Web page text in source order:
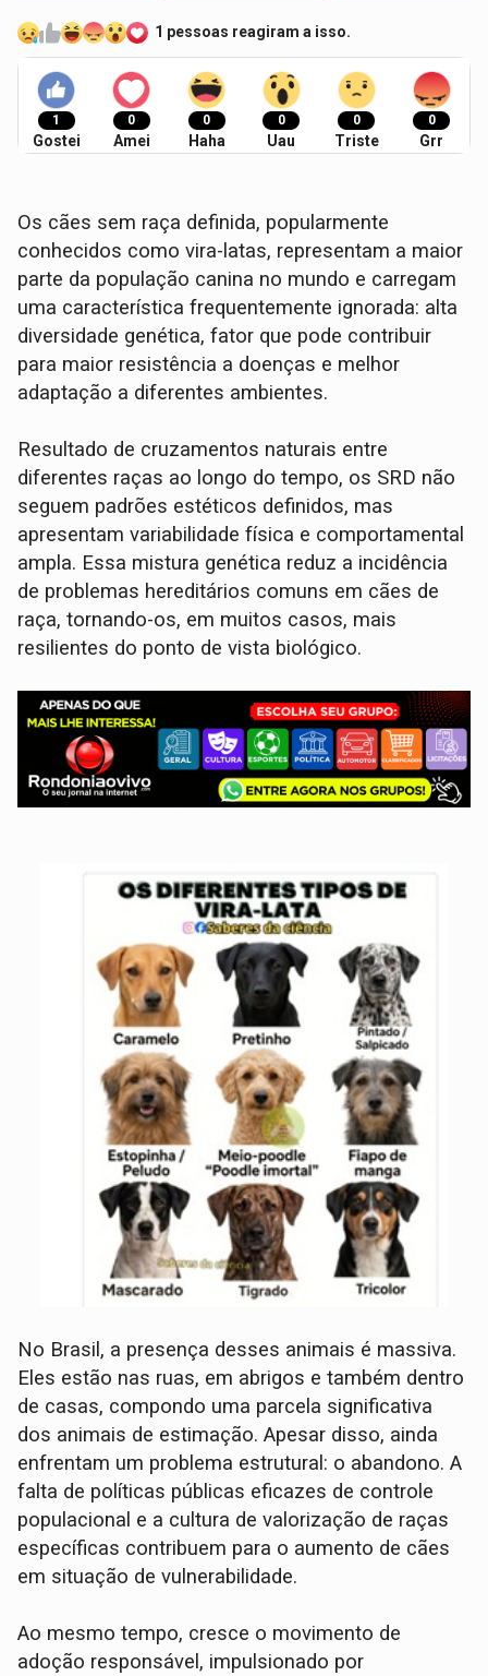
1 pessoas reagiram a isso.
1
Gostei
0
Amei
0
Haha
0
Uau
0
Triste
0
Grr
Os cães sem raça definida, popularmente
conhecidos como vira-latas, representam a maior
parte da população canina no mundo e carregam
uma característica frequentemente ignorada: alta
diversidade genética, fator que pode contribuir
para maior resistência a doenças e melhor
adaptação a diferentes ambientes.
Resultado de cruzamentos naturais entre
diferentes raças ao longo do tempo, os SRD não
seguem padrões estéticos definidos, mas
apresentam variabilidade física e comportamental
ampla. Essa mistura genética reduz a incidência
de problemas hereditários comuns em cães de
raça, tornando-os, em muitos casos, mais
resilientes do ponto de vista biológico.
No Brasil, a presença desses animais é massiva.
Eles estão nas ruas, em abrigos e também dentro
de casas, compondo uma parcela significativa
dos animais de estimação. Apesar disso, ainda
enfrentam um problema estrutural: o abandono. A
falta de políticas públicas eficazes de controle
populacional e a cultura de valorização de raças
específicas contribuem para o aumento de cães
em situação de vulnerabilidade.
Ao mesmo tempo, cresce o movimento de
adoção responsável, impulsionado por